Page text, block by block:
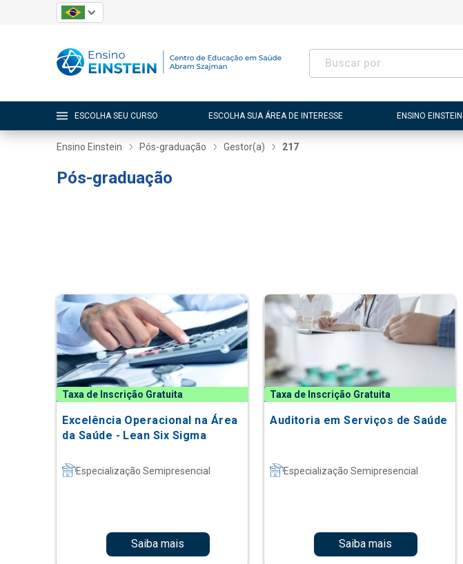
ESCOLHA SEU CURSO ESCOLHA SUA ÁREA DE INTERESSE ENSINO EINSTEIN
Ensino Einstein Pós-graduação Gestor(a) 217
Pós-graduação
Taxa de Inscrição Gratuita
Excelência Operacional na Área
da Saúde - Lean Six Sigma
Especialização Semipresencial
Saiba mais
Taxa de Inscrição Gratuita
Auditoria em Serviços de Saúde
Especialização Semipresencial
Saiba mais